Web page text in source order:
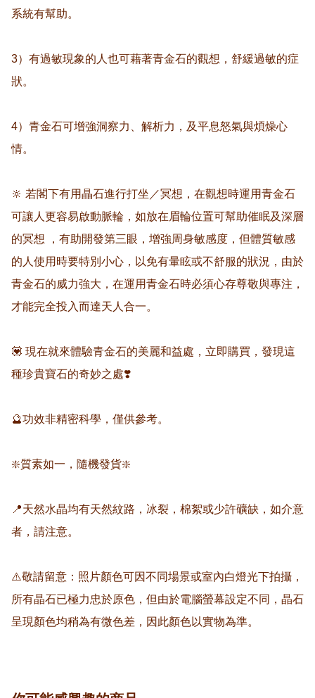
系統有幫助。
3）有過敏現象的人也可藉著青金石的觀想，舒緩過敏的症
狀。
4）青金石可增強洞察力、解析力，及平息怒氣與煩燥心
情。
🔆 若閣下有用瞐石進行打坐／冥想，在觀想時運用青金石
可讓人更容易啟動脈輪，如放在眉輪位置可幫助催眠及深層
的冥想 ，有助開發第三眼，增強周身敏感度，但體質敏感
的人使用時要特別小心，以免有暈眩或不舒服的狀況，由於
青金石的威力強大，在運用青金石時必須心存尊敬與專注，
才能完全投入而達天人合一。
💟 現在就來體驗青金石的美麗和益處，立即購買，發現這
種珍貴寶石的奇妙之處❣️
🔮功效非精密科學，僅供參考。
❇️質素如一，隨機發貨❇️
📍天然水晶均有天然紋路，冰裂，棉絮或少許礦缺，如介意
者，請注意。
⚠️敬請留意：照片顏色可因不同場景或室內白燈光下拍攝，
所有晶石已極力忠於原色，但由於電腦螢幕設定不同，晶石
呈現顏色均稍為有微色差，因此顏色以實物為準。